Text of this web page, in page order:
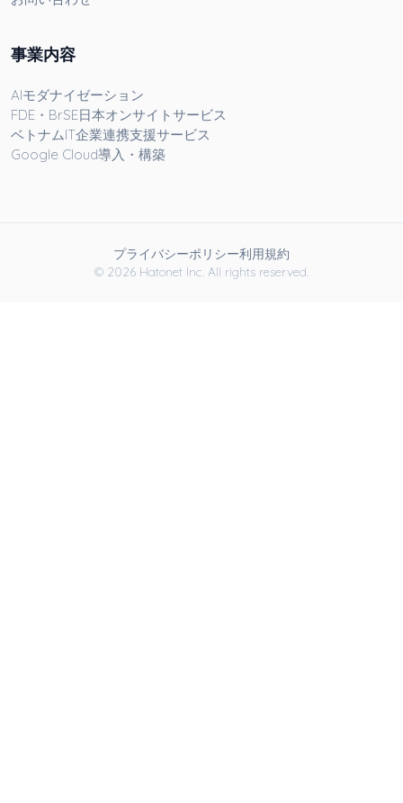
事業内容
AIモダナイゼーション
FDE・BrSE日本オンサイトサービス
ベトナムIT企業連携支援サービス
Google Cloud導入・構築
© 2026 Hatonet Inc. All rights reserved.
プライバシーポリシー利用規約